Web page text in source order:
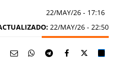
22/MAY/26 - 17:16
22/MAY/26 - 22:50